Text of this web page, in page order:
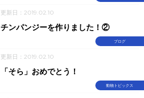
更新日：2019.02.10
ブログ
チンパンジーを作りました！②
更新日：2019.02.10
動物トピックス
「そら」おめでとう！